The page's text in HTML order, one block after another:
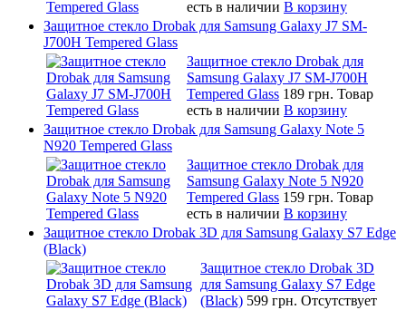
есть в наличии В корзину
Защитное стекло Drobak для Samsung Galaxy J7 SM-
J700H Tempered Glass
Защитное стекло Drobak для
Samsung Galaxy J7 SM-J700H
Tempered Glass 189 грн. Товар
есть в наличии В корзину
Защитное стекло Drobak для Samsung Galaxy Note 5
N920 Tempered Glass
Защитное стекло Drobak для
Samsung Galaxy Note 5 N920
Tempered Glass 159 грн. Товар
есть в наличии В корзину
Защитное стекло Drobak 3D для Samsung Galaxy S7 Edge
(Black)
Защитное стекло Drobak 3D
для Samsung Galaxy S7 Edge
(Black) 599 грн. Отсутствует